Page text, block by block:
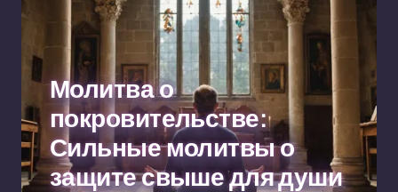
Молитва о
покровительстве:
Сильные молитвы о
защите свыше для души